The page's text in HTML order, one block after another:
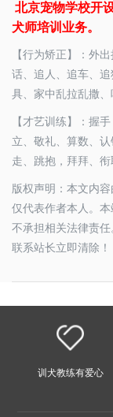
北京宠物学校开
犬师培训业务。
【行为矫正】：外
话、追人、追车、
具、家中乱拉乱撒、
【才艺训练】：握
立、敬礼、算数、
走、跳抱，拜拜、
版权声明：本文内
仅代表作者本人。
不承担相关法律责
联系站长立即清除！
训犬教练有爱心